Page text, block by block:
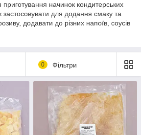
приготування начинок кондитерських
для додання смаку та
додавати до різних напоїв, соусів
0 Фільтри